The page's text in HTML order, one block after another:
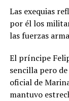
Las exequias
por él los
las fuerzas
El príncipe
sencilla pero
oficial de
mantuvo